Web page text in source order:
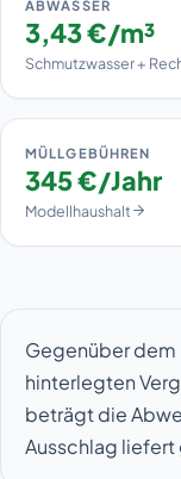
ABWASSER
3,43 €/m³
Schmutzwasser +
MÜLLGEBÜHREN
345 €/Jahr
Modellhaushalt
Gegenüber
hinterlegten
beträgt die
Ausschlag liefert